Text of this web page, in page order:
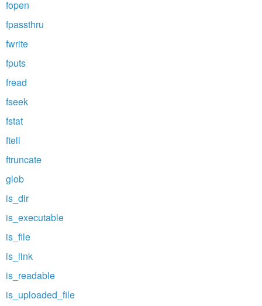
fopen
fpassthru
fwrite
fputs
fread
fseek
fstat
ftell
ftruncate
glob
is_dir
is_executable
is_file
is_link
is_readable
is_uploaded_file